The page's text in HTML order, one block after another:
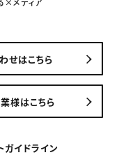
せはこちら
様はこちら
ガイドライン